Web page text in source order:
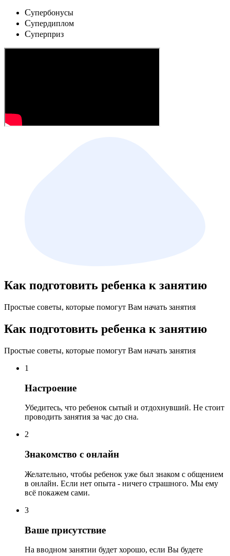
Cупербонусы
Cупердиплом
Cуперприз
Как подготовить ребенка к занятию
Простые советы, которые помогут Вам начать занятия
Как подготовить ребенка к занятию
Простые советы, которые помогут Вам начать занятия
1
Настроение
Убедитесь, что ребенок сытый и отдохнувший. Не стоит
проводить занятия за час до сна.
2
Знакомство с онлайн
Желательно, чтобы ребенок уже был знаком с общением
в онлайн. Если нет опыта - ничего страшного. Мы ему
всё покажем сами.
3
Ваше присутствие
На вводном занятии будет хорошо, если Вы будете